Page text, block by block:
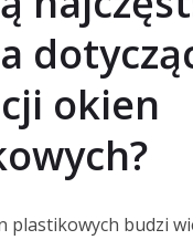
okien
plastikowych budzi